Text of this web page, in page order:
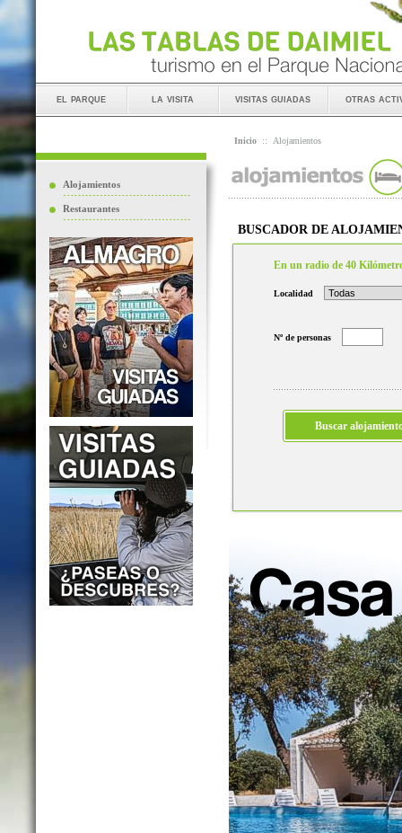
el parque la visita visitas guiadas otras
Alojamientos
Restaurantes
Inicio :: Alojamientos
BUSCADOR DE
En un radio de 40
Localidad
Nº de personas